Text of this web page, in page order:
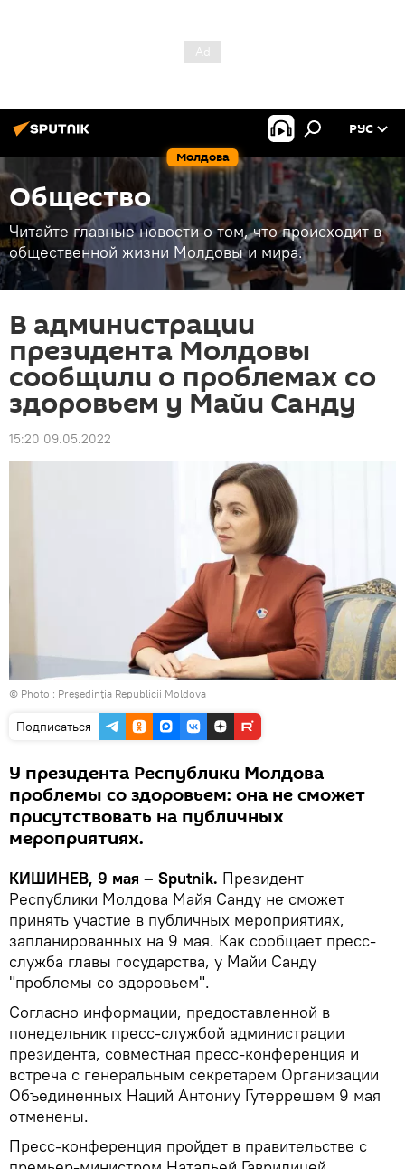
Молдова
РУС
Общество
Читайте главные новости о том, что происходит в
общественной жизни Молдовы и мира.
В администрации
президента Молдовы
сообщили о проблемах со
здоровьем у Майи Санду
15:20 09.05.2022
© Photo : Preşedinţia Republicii Moldova
Подписаться
У президента Республики Молдова
проблемы со здоровьем: она не сможет
присутствовать на публичных
мероприятиях.
КИШИНЕВ, 9 мая – Sputnik. Президент
Республики Молдова Майя Санду не сможет
принять участие в публичных мероприятиях,
запланированных на 9 мая. Как сообщает пресс-
служба главы государства, у Майи Санду
"проблемы со здоровьем".
Согласно информации, предоставленной в
понедельник пресс-службой администрации
президента, совместная пресс-конференция и
встреча с генеральным секретарем Организации
Объединенных Наций Антониу Гутеррешем 9 мая
отменены.
Пресс-конференция пройдет в правительстве с